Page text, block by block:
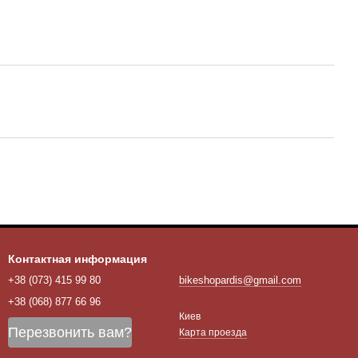
Контактная информация
+38 (073) 415 99 80
+38 (068) 877 66 96
Перезвонить вам?
bikeshopardis@gmail.com
Киев
Карта проезда